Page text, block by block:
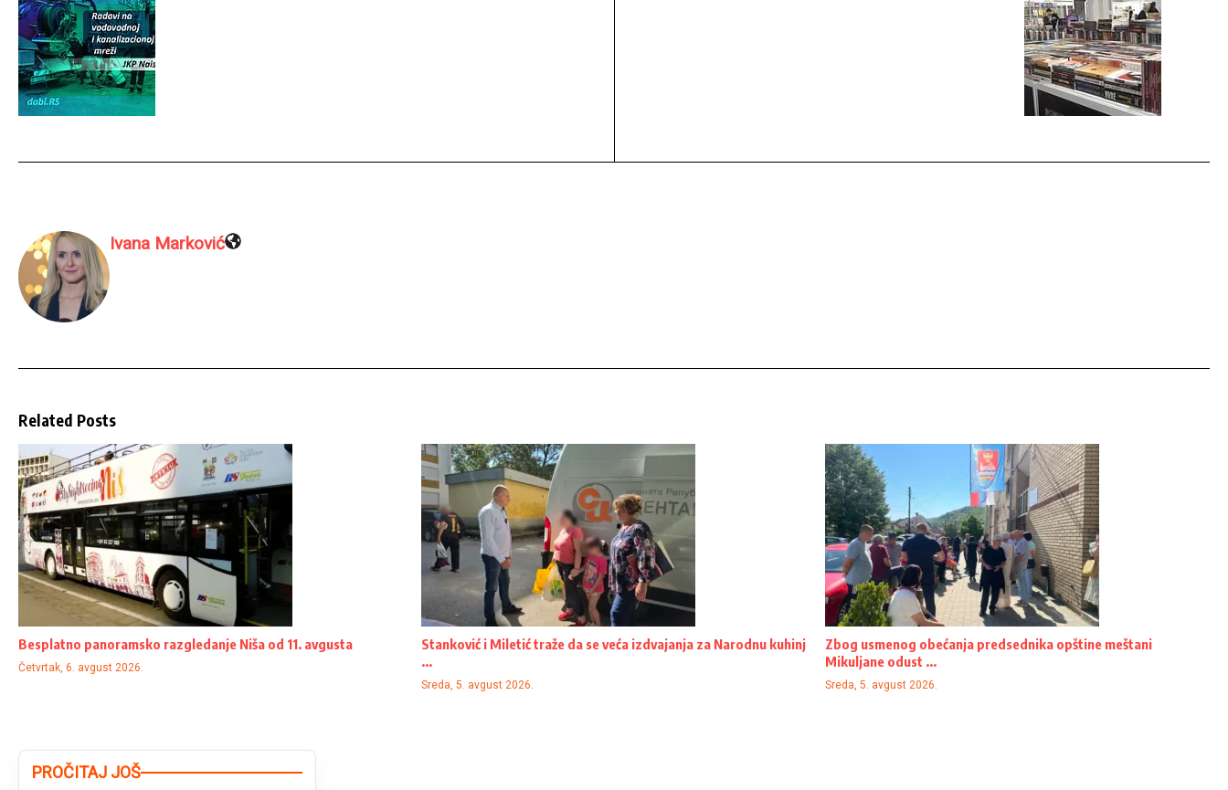
Ivana Marković
Related Posts
Besplatno panoramsko razgledanje Niša od 11. avgusta
Četvrtak, 6. avgust 2026.
Stanković i Miletić traže da se veća izdvajanja za Narodnu kuhinj
...
Sreda, 5. avgust 2026.
Zbog usmenog obećanja predsednika opštine meštani
Mikuljane odust ...
Sreda, 5. avgust 2026.
PROČITAJ JOŠ